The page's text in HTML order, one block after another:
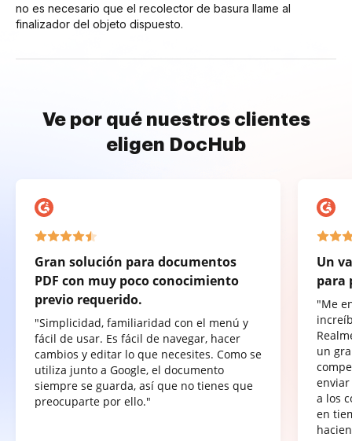
no es necesario que el recolector de basura llame al
finalizador del objeto dispuesto.
Ve por qué nuestros clientes
eligen DocHub
Gran solución para documentos
PDF con muy poco conocimiento
previo requerido.
"Simplicidad, familiaridad con el menú y
fácil de usar. Es fácil de navegar, hacer
cambios y editar lo que necesites. Como se
utiliza junto a Google, el documento
siempre se guarda, así que no tienes que
preocuparte por ello."
Un
para
"Me
un
a los
en